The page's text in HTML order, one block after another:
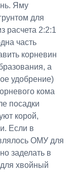
Яму
для
расчета 2:2:1
часть
корневин
а
удобрение)
кома
посадки
корой,
Если в
ОМУ для
заделать в
хвойный